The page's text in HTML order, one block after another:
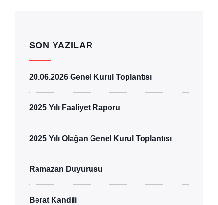
SON YAZILAR
20.06.2026 Genel Kurul Toplantısı
2025 Yılı Faaliyet Raporu
2025 Yılı Olağan Genel Kurul Toplantısı
Ramazan Duyurusu
Berat Kandili